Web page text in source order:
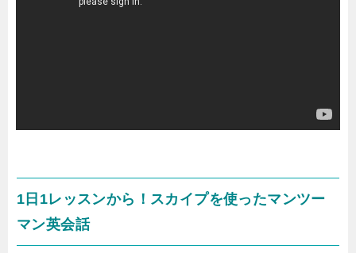
1日1レッスンから！スカイプを使ったマンツー
マン英会話